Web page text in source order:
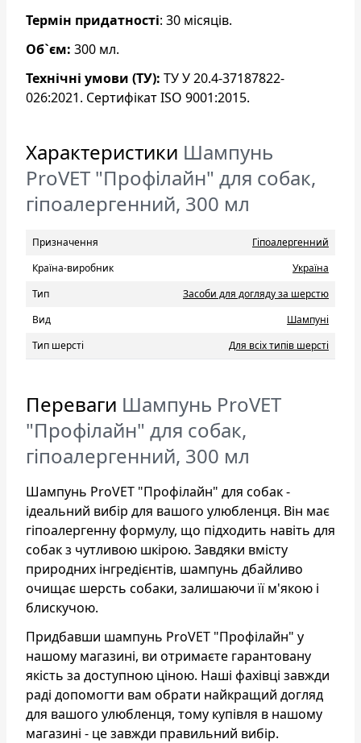
Термін придатності: 30 місяців.
Об`єм: 300 мл.
Технічні умови (ТУ): ТУ У 20.4-37187822-
026:2021. Сертифікат ISO 9001:2015.
Характеристики Шампунь
ProVET "Профілайн" для собак,
гіпоалергенний, 300 мл
Призначення
Гіпоалергенний
Країна-виробник
Україна
Тип
Засоби для догляду за шерстю
Вид
Шампуні
Тип шерсті
Для всіх типів шерсті
Переваги Шампунь ProVET
"Профілайн" для собак,
гіпоалергенний, 300 мл
Шампунь ProVET "Профілайн" для собак -
ідеальний вибір для вашого улюбленця. Він має
гіпоалергенну формулу, що підходить навіть для
собак з чутливою шкірою. Завдяки вмісту
природних інгредієнтів, шампунь дбайливо
очищає шерсть собаки, залишаючи її м'якою і
блискучою.
Придбавши шампунь ProVET "Профілайн" у
нашому магазині, ви отримаєте гарантовану
якість за доступною ціною. Наші фахівці завжди
раді допомогти вам обрати найкращий догляд
для вашого улюбленця, тому купівля в нашому
магазині - це завжди правильний вибір.